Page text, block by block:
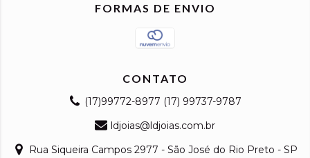
FORMAS DE ENVIO
CONTATO
(17)99772-8977 (17) 99737-9787
ldjoias@ldjoias.com.br
Rua Siqueira Campos 2977 - São José do Rio Preto - SP